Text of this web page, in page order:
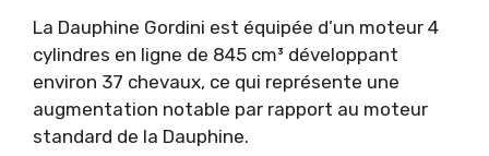
La Dauphine Gordini est équipée d’un moteur 4
cylindres en ligne de 845 cm³ développant
environ 37 chevaux, ce qui représente une
augmentation notable par rapport au moteur
standard de la Dauphine.